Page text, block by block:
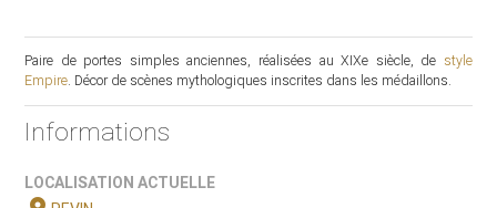
Paire de portes simples anciennes, réalisées au XIXe siècle, de style
Empire. Décor de scènes mythologiques inscrites dans les médaillons.
Informations
LOCALISATION ACTUELLE